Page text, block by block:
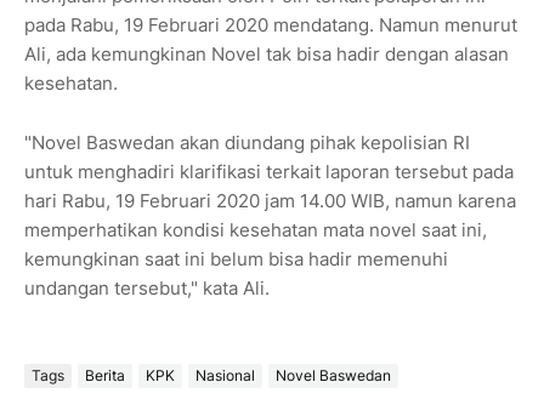
pada Rabu, 19 Februari 2020 mendatang. Namun menurut
Ali, ada kemungkinan Novel tak bisa hadir dengan alasan
kesehatan.
"Novel Baswedan akan diundang pihak kepolisian RI
untuk menghadiri klarifikasi terkait laporan tersebut pada
hari Rabu, 19 Februari 2020 jam 14.00 WIB, namun karena
memperhatikan kondisi kesehatan mata novel saat ini,
kemungkinan saat ini belum bisa hadir memenuhi
undangan tersebut," kata Ali.
Tags Berita KPK Nasional Novel Baswedan